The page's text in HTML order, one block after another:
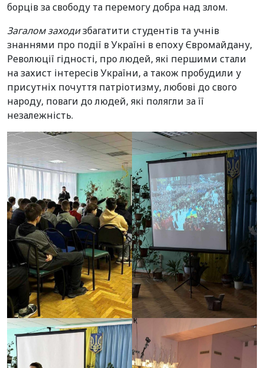
борців за свободу та перемогу добра над злом.
Загалом заходизбагатити студентів та учнів
знаннями про події в Україні в епоху Євромайдану,
Революції гідності, про людей, які першими стали
на захист інтересів України, а також пробудили у
присутніх почуття патріотизму, любові до свого
народу, поваги до людей, які полягли за її
незалежність.